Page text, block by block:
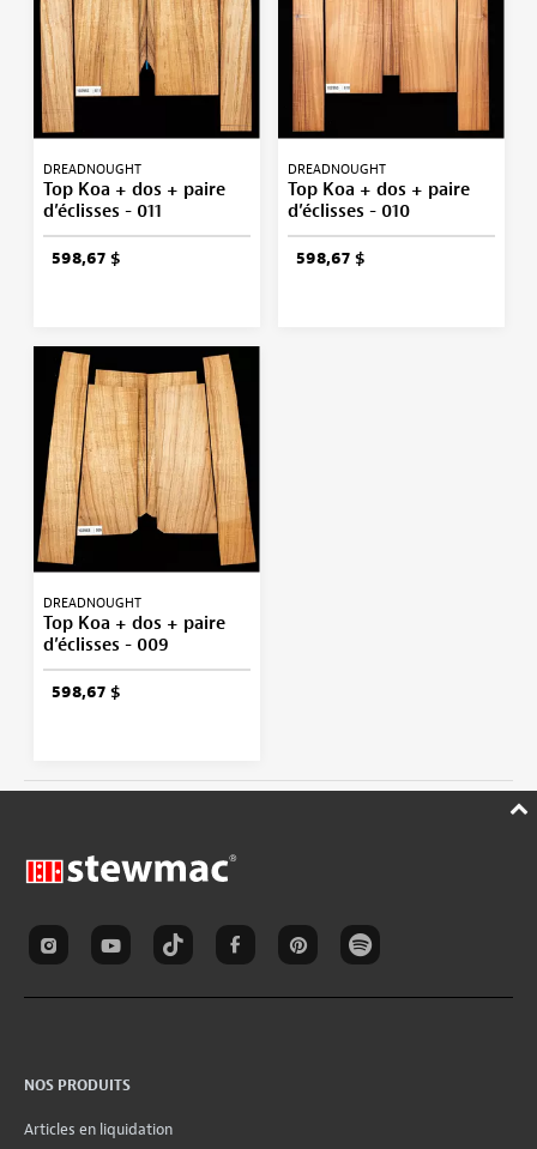
DREADNOUGHT
Top Koa + dos + paire
d’éclisses - 011
598,67 $
DREADNOUGHT
Top Koa + dos + paire
d’éclisses - 010
598,67 $
DREADNOUGHT
Top Koa + dos + paire
d’éclisses - 009
598,67 $
NOS PRODUITS
Articles en liquidation